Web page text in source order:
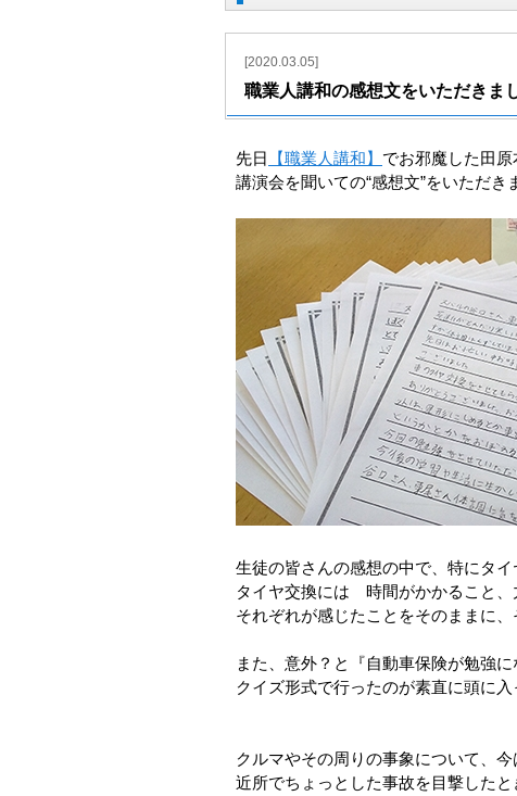
[2020.03.05]
職業人講和の感想文をいただきま
先日 【職業人講和】 でお邪魔した田
講演会を聞いての“感想文”をいただき
生徒の皆さんの感想の中で、特にタ
タイヤ交換には 時間がかかること
それぞれが感じたことをそのままに、
また、意外？と『自動車保険が勉強
クイズ形式で行ったのが素直に頭に入
クルマやその周りの事象について、
近所でちょっとした事故を目撃した